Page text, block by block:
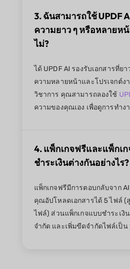
3. ฉันสามารถใช้ UPDF
ความยาว ๆ หรือหลายห
ไม่?
ได้ UPDF AI รองรับเอกสารที่ย
ความหลายหน้าและโปรเจกต์ง
วิชาการ คุณสามารถลองใช้
ความของคุณเอง เพื่อดูการทำง
4. แพ็กเกจฟรีและแพ็กเ
ชำระเงินต่างกันอย่างไร?
แพ็กเกจฟรีมีการตอบกลับจาก
คุณอัปโหลดเอกสารได้ 5 ไฟล์ (
ไฟล์) ส่วนแพ็กเกจแบบชำระเงิ
จำกัด และเพิ่มขีดจำกัดไฟล์เป็น